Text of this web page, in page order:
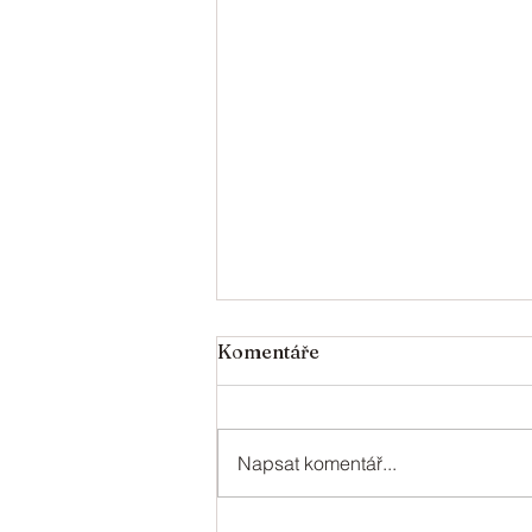
V roce 2024 oslaví svá
Anna 85 - Peclinovská Marie 80 -
Babická Zdeňka, Král Josef,
Komentáře
Napsat komentář...